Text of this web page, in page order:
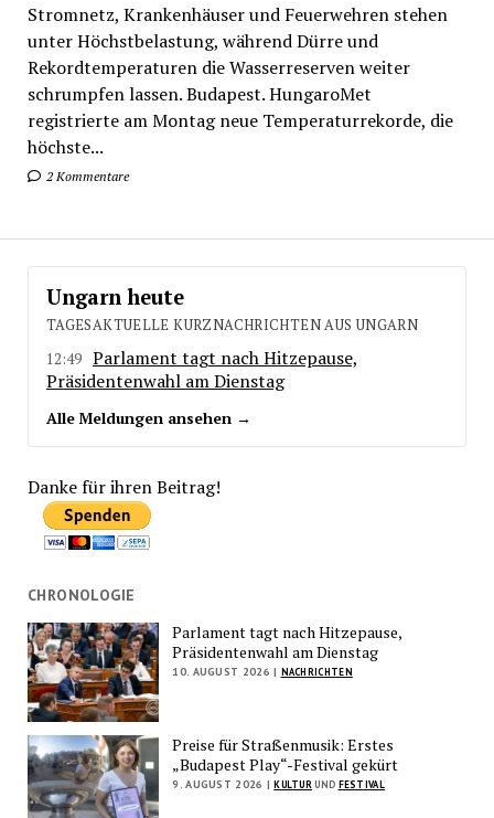
Stromnetz, Krankenhäuser und Feuerwehren stehen
unter Höchstbelastung, während Dürre und
Rekordtemperaturen die Wasserreserven weiter
schrumpfen lassen. Budapest. HungaroMet
registrierte am Montag neue Temperaturrekorde, die
höchste...
2 Kommentare
Ungarn heute
TAGESAKTUELLE KURZNACHRICHTEN AUS UNGARN
12:49 Parlament tagt nach Hitzepause,
Präsidentenwahl am Dienstag
Alle Meldungen ansehen →
Danke für ihren Beitrag!
CHRONOLOGIE
Parlament tagt nach Hitzepause,
Präsidentenwahl am Dienstag
10. AUGUST 2026 | NACHRICHTEN
Preise für Straßenmusik: Erstes
„Budapest Play“-Festival gekürt
9. AUGUST 2026 | KULTUR UND FESTIVAL